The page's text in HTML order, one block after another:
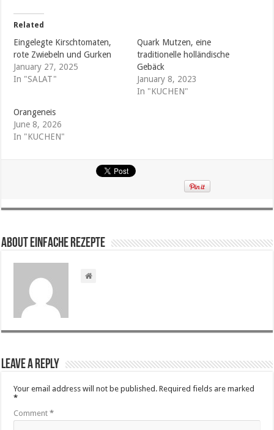
Related
Eingelegte Kirschtomaten,
rote Zwiebeln und Gurken
January 27, 2025
In "SALAT"
Quark Mutzen, eine
traditionelle holländische
Gebäck
January 8, 2023
In "KUCHEN"
Orangeneis
June 8, 2026
In "KUCHEN"
About Einfache Rezepte
Leave a Reply
Your email address will not be published. Required fields are marked
*
Comment*